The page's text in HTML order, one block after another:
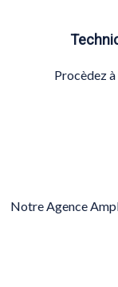
Procèdez
Notre Agence